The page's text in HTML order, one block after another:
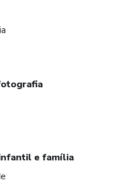
e família